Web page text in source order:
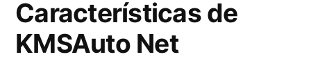
Características de
KMSAuto Net